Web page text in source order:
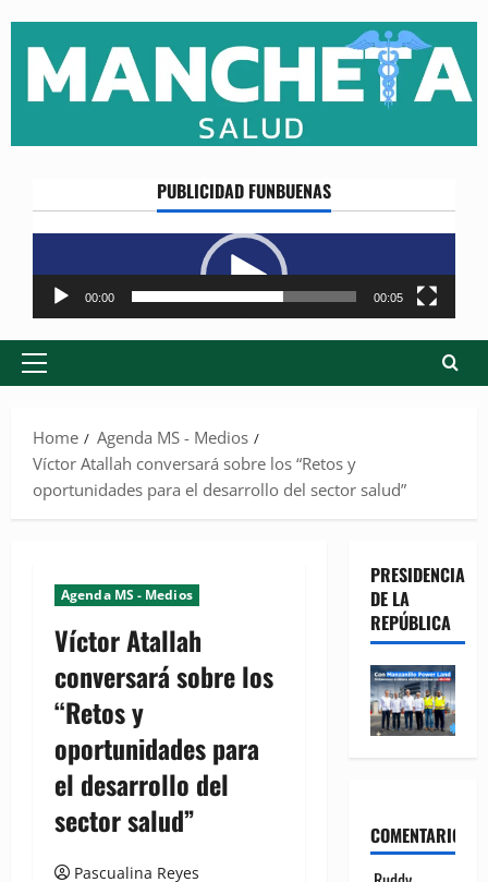
content
PUBLICIDAD FUNBUENAS
Reproductor
de
vídeo
00:00 00:05
Primary
Home
Agenda MS - Medios
Víctor Atallah conversará sobre los “Retos y
oportunidades para el desarrollo del sector salud”
Agenda MS - Medios
Víctor Atallah
conversará sobre los
“Retos y
oportunidades para
el desarrollo del
sector salud”
Pascualina Reyes
PRESIDENCIA
DE LA
REPÚBLICA
COMENTARIOS